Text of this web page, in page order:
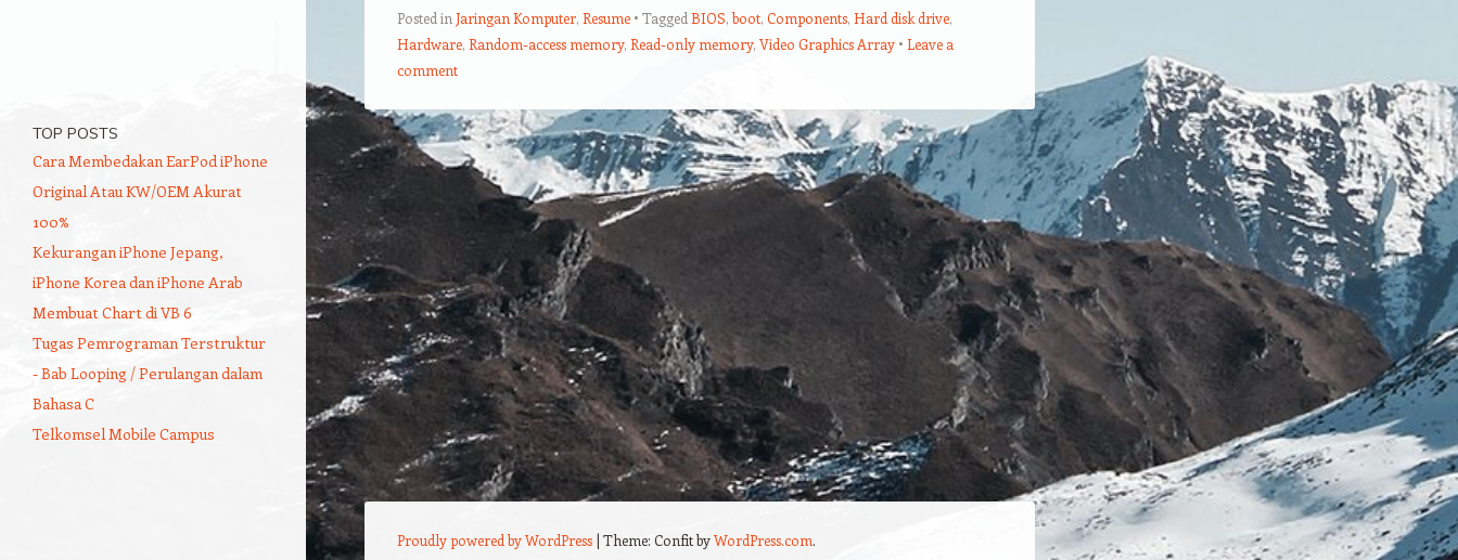
Posted in Jaringan Komputer, Resume Tagged BIOS,boot, Components, Hard disk drive,
Hardware, Random-access memory, Read-only memory, Video Graphics Array
Leave a
comment
Post navigation
TOP POSTS
Cara Membedakan EarPod iPhone
Original Atau KW/OEM Akurat
100%
Kekurangan iPhone Jepang,
iPhone Korea dan iPhone Arab
Membuat Chart di VB 6
Tugas Pemrograman Terstruktur
- Bab Looping / Perulangan dalam
Bahasa C
Telkomsel Mobile Campus
Proudly powered by WordPress | Theme: Confit byWordPress.com.